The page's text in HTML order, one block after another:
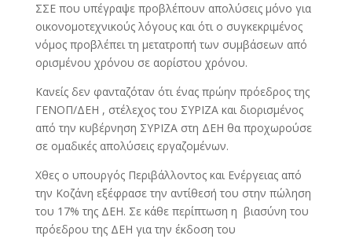
ΣΣΕ που υπέγραψε προβλέπουν απολύσεις μόνο για
οικονομοτεχνικούς λόγους και ότι ο συγκεκριμένος
νόμος προβλέπει τη μετατροπή των συμβάσεων από
ορισμένου χρόνου σε αορίστου χρόνου.
Κανείς δεν φανταζόταν ότι ένας πρώην πρόεδρος της
ΓΕΝΟΠ/ΔΕΗ , στέλεχος του ΣΥΡΙΖΑ και διορισμένος
από την κυβέρνηση ΣΥΡΙΖΑ στη ΔΕΗ θα προχωρούσε
σε ομαδικές απολύσεις εργαζομένων.
Χθες ο υπουργός Περιβάλλοντος και Ενέργειας από
την Κοζάνη εξέφρασε την αντίθεσή του στην πώληση
του 17% της ΔΕΗ. Σε κάθε περίπτωση η βιασύνη του
πρόεδρου της ΔΕΗ για την έκδοση του